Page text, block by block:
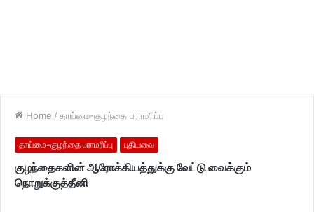
Home / தாய்மை-குழந்தை பராமரிப்பு
தாய்மை-குழந்தை பராமரிப்பு புதியவை
குழந்தைகளின் ஆரோக்கியத்துக்கு வேட்டு வைக்கும்
நொறுக்குத்தீனி